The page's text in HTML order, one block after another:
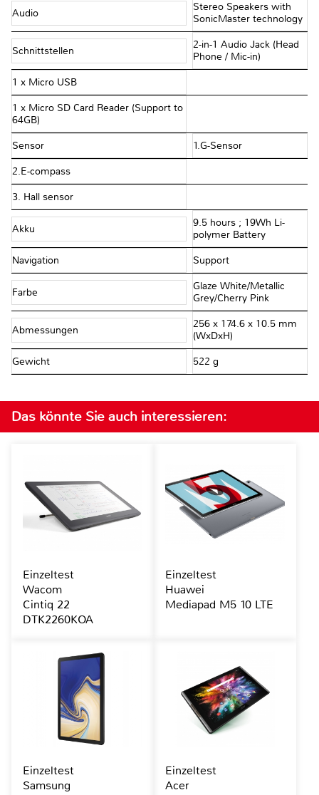
Audio
Stereo Speakers with
SonicMaster technology
Schnittstellen
2-in-1 Audio Jack (Head
Phone / Mic-in)
1 x Micro USB
1 x Micro SD Card Reader (Support to
64GB)
Sensor 1.G-Sensor
2.E-compass
3. Hall sensor
Akku
9.5 hours ; 19Wh Li-
polymer Battery
Navigation Support
Farbe
Glaze White/Metallic
Grey/Cherry Pink
Abmessungen
256 x 174.6 x 10.5 mm
(WxDxH)
Gewicht 522 g
Das könnte Sie auch interessieren:
Einzeltest
Wacom
Cintiq 22
DTK2260KOA
Einzeltest
Huawei
Mediapad M5 10 LTE
Einzeltest
Samsung
Einzeltest
Acer